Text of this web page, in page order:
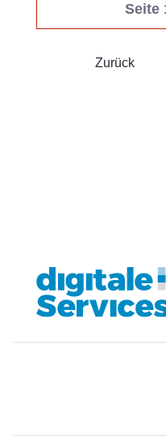
Seite
Zurück